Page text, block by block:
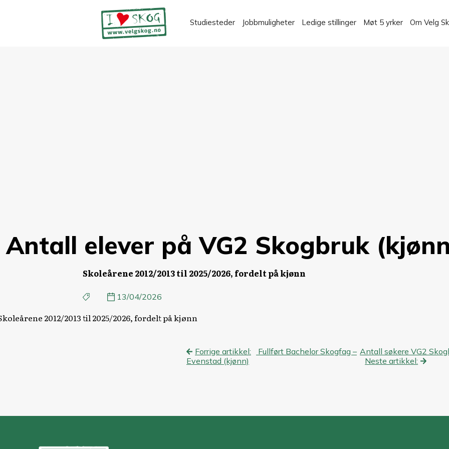
Studiesteder Jobbmuligheter Ledige stillinger Møt 5 yrker Om Velg
Antall elever på VG2 Skogbruk
Skoleårene 2012/2013 til 2025/2026, fordelt på kjønn
13/04/2026
2012/2013 til 2025/2026, fordelt på kjønn
Innleggsnavigasjon
Forrige artikkel:
Fullført Bachelor Skogfag –
Evenstad (kjønn)
Antall søkere VG2
Neste artikkel: